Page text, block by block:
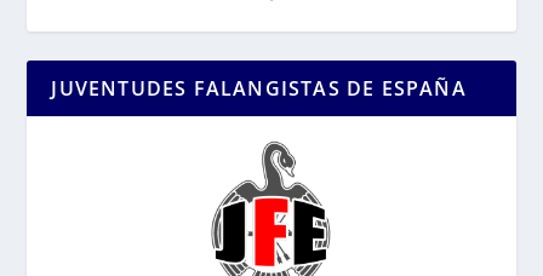
JUVENTUDES FALANGISTAS DE ESPAÑA